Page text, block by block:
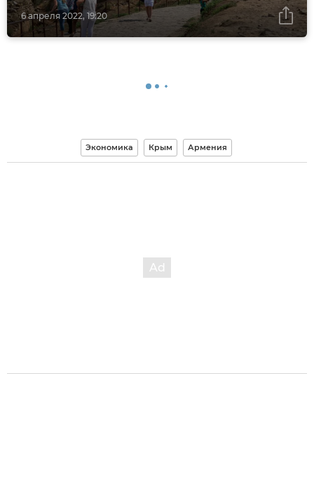
6 апреля 2022, 19:20
Экономика Крым Армения